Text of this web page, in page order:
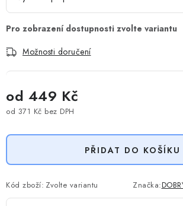
Možnosti doručení
od 449 Kč
od 371 Kč bez DPH
PŘIDAT DO KOŠÍKU
Kód zboží: Zvolte variantu Značka: